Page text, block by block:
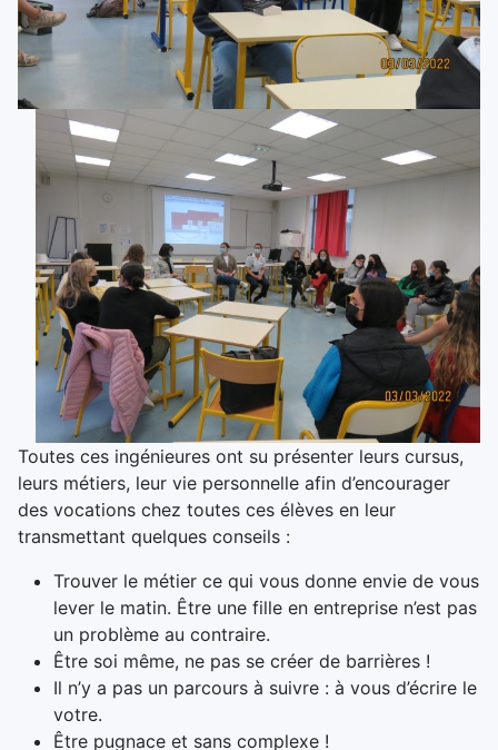
Toutes ces ingénieures ont su présenter leurs cursus,
leurs métiers, leur vie personnelle afin d’encourager
des vocations chez toutes ces élèves en leur
transmettant quelques conseils :
Trouver le métier ce qui vous donne envie de vous
lever le matin. Être une fille en entreprise n’est pas
un problème au contraire.
Être soi même, ne pas se créer de barrières !
Il n’y a pas un parcours à suivre : à vous d’écrire le
votre.
Être pugnace et sans complexe !